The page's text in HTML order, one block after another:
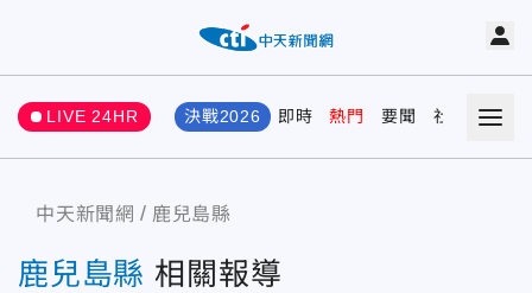
LIVE 24HR 決戰2026 即時 熱門 要聞 社會 娛樂
中天新聞網 鹿兒島縣
鹿兒島縣 相關報導